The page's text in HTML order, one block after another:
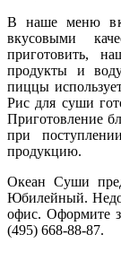
В наше меню
вкусовыми
приготовить,
продукты и
пиццы
Рис для суши
Приготовление
при
продукцию.
Океан Суши
Юбилейный.
офис. Оформите
(495) 668-88-87.